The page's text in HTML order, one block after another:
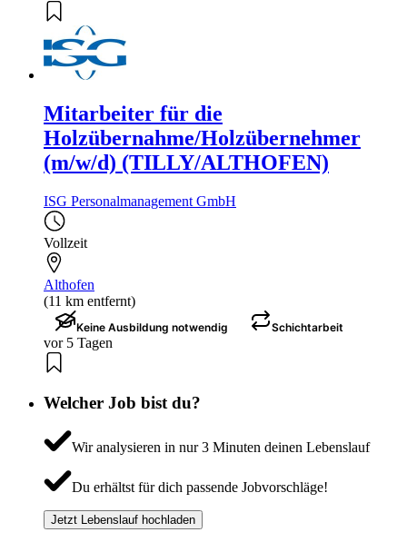
Mitarbeiter für die
Holzübernahme/Holzübernehmer
(m/w/d) (TILLY/ALTHOFEN)
ISG Personalmanagement GmbH
Vollzeit
Althofen
(11 km entfernt)
Keine Ausbildung notwendig Schichtarbeit
vor 5 Tagen
Welcher Job bist du?
Wir analysieren in nur 3 Minuten deinen Lebenslauf
Du erhältst für dich passende Jobvorschläge!
Jetzt Lebenslauf hochladen